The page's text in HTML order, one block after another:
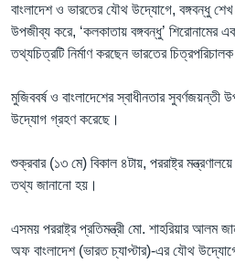
অন্য ভাষায় ওয়েব সাইট
বাংলাদেশ ও ভারতের যৌথ উদ্যোগে, বঙ্গবন্ধু
উপজীব্য করে, ‘কলকাতায় বঙ্গবন্ধু’ শিরোনামের
তথ্যচিত্রটি নির্মাণ করছেন ভারতের
মুজিববর্ষ ও বাংলাদেশের স্বাধীনতার সুবর্ণজয়ন্তী
উদ্যোগ গ্রহণ করেছে।
শুক্রবার (১৩ মে) বিকাল ৪টায়, পররাষ্ট্র
তথ্য জানানো হয়।
এসময় পররাষ্ট্র প্রতিমন্ত্রী মো. শাহরিয়ার আলম
অফ বাংলাদেশ (ভারত চ্যাপ্টার)-এর যৌথ উদ্যোগে